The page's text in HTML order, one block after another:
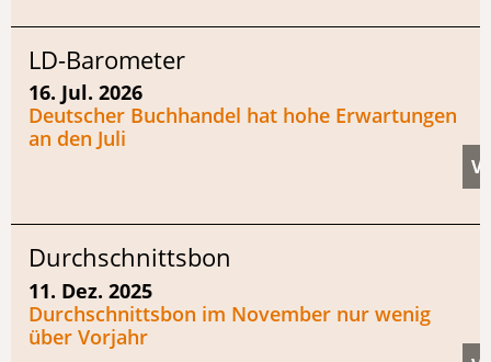
LD-Barometer
16. Jul. 2026
Deutscher Buchhandel hat hohe Erwartungen
an den Juli
Durchschnittsbon
11. Dez. 2025
Durchschnittsbon im November nur wenig
über Vorjahr